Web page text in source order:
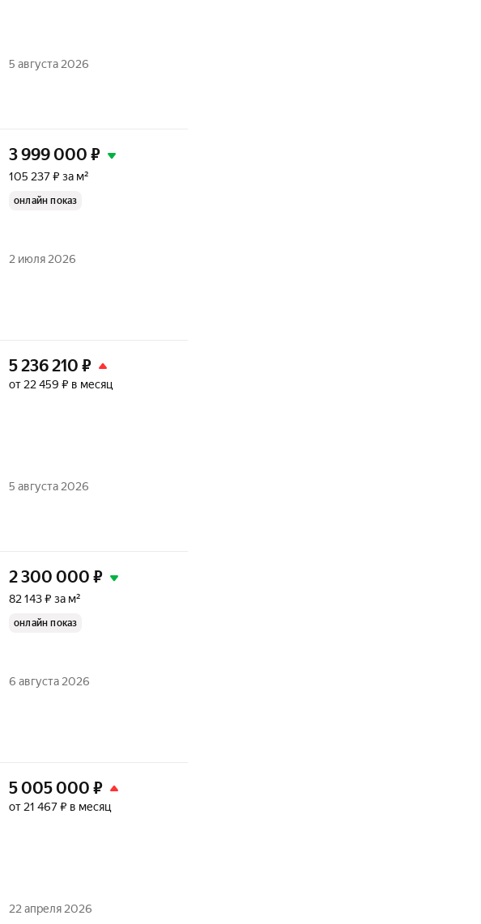
5 августа 2026
3 999 000 ₽
105 237 ₽ за м²
онлайн показ
2 июля 2026
5 236 210 ₽
от 22 459 ₽ в месяц
5 августа 2026
2 300 000 ₽
82 143 ₽ за м²
онлайн показ
6 августа 2026
5 005 000 ₽
от 21 467 ₽ в месяц
22 апреля 2026